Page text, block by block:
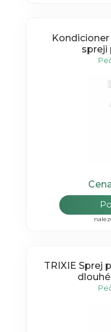
spreji
TRIXIE Sprej